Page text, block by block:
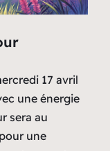
17 avril
une énergie
sera au
une